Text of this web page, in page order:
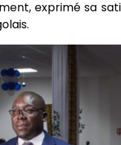
exprimé sa